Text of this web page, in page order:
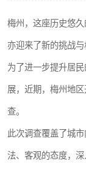
梅州，这座历史悠
亦迎来了新的挑战与
为了进一步提升居
展，近期，梅州地
查。
此次调查覆盖了城
法、客观的态度，深
营商环境满意
服务满意度调